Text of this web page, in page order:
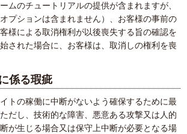
ムのチュートリアルの提供が含まれますが、
プションは含まれません）、お客様の事前の
様による取消権利が以後喪失する旨の確認を
された場合に、お客様は、取消しの権利を喪
係る瑕疵
トの稼働に中断がないよう確保するために最
だし、技術的な障害、悪意ある攻撃又は人的
が生じる場合又は保守上中断が必要となる場